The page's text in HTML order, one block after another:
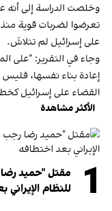
وخلصت الدراسة إلى
على إسرائيل لم تتلاشَ.
وجاء في التقرير: "على
إعادة بناء نفسها،
القضاء على إسرائيل
الأكثر مشاهدة
1
مقتل "حميد رضا
للنظام الإيراني